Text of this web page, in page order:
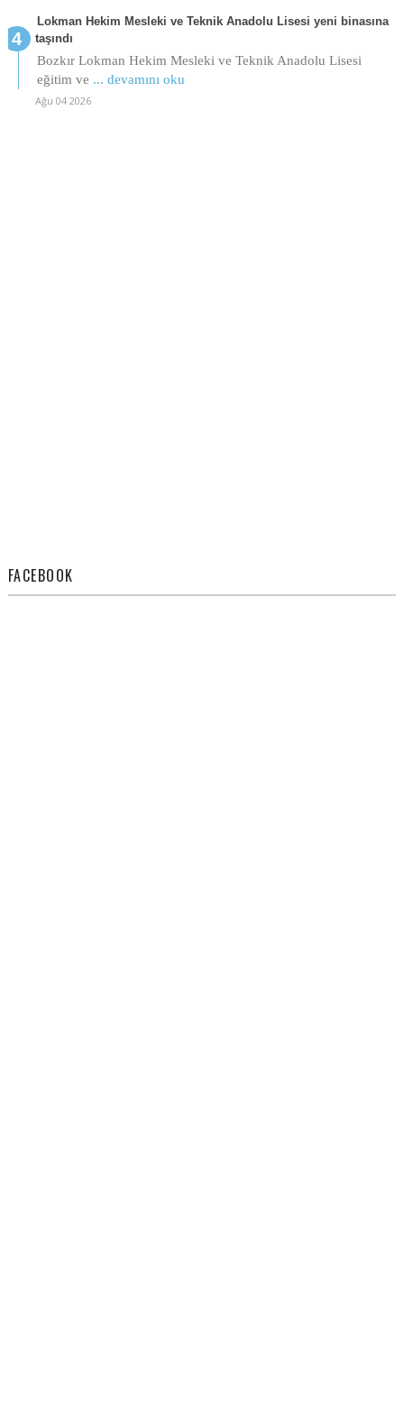
Lokman Hekim Mesleki ve Teknik Anadolu Lisesi yeni binasına
taşındı
Bozkır Lokman Hekim Mesleki ve Teknik Anadolu Lisesi
eğitim ve ... devamını oku
Ağu 04 2026
FACEBOOK